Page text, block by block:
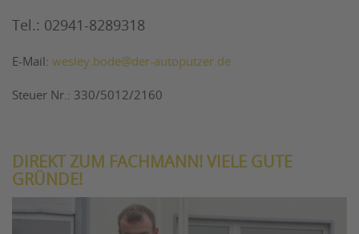
Tel.: 02941-8289318
E-Mail: wesley.bode@der-autoputzer.de
Steuer Nr.: 330/5012/2160
DIREKT ZUM FACHMANN! VIELE GUTE
GRÜNDE!